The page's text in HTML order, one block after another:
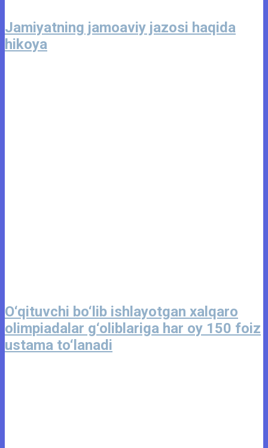
Jamiyatning jamoaviy jazosi haqida
hikoya
O‘qituvchi bo‘lib ishlayotgan xalqaro
olimpiadalar g‘oliblariga har oy 150 foiz
ustama to‘lanadi